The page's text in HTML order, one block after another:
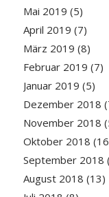
Mai 2019 (5)
April 2019 (7)
März 2019 (8)
Februar 2019 (7)
Januar 2019 (5)
Dezember 2018
November 2018
Oktober 2018
September 2018
August 2018 (13)